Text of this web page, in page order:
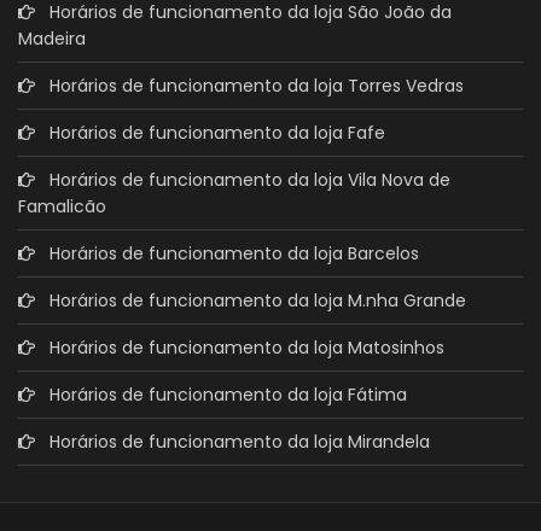
Horários de funcionamento da loja São João da
Madeira
Horários de funcionamento da loja Torres Vedras
Horários de funcionamento da loja Fafe
Horários de funcionamento da loja Vila Nova de
Famalicão
Horários de funcionamento da loja Barcelos
Horários de funcionamento da loja M.nha Grande
Horários de funcionamento da loja Matosinhos
Horários de funcionamento da loja Fátima
Horários de funcionamento da loja Mirandela